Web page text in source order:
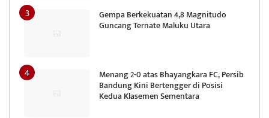
Gempa Berkekuatan 4,8 Magnitudo
Guncang Ternate Maluku Utara
Menang 2-0 atas Bhayangkara FC, Persib
Bandung Kini Bertengger di Posisi
Kedua Klasemen Sementara